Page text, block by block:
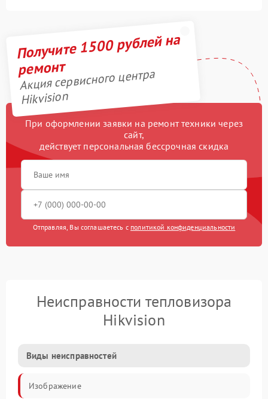
Получите 1500 рублей на
ремонт
Акция сервисного центра
Hikvision
При оформлении заявки на ремонт техники через
сайт,
действует персональная бессрочная скидка
Отправляя, Вы соглашаетесь с политикой конфиденциальности
Неисправности тепловизора
Hikvision
Виды неисправностей
Изображение